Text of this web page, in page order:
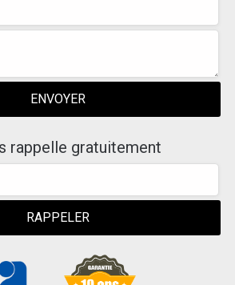
rappelle gratuitement